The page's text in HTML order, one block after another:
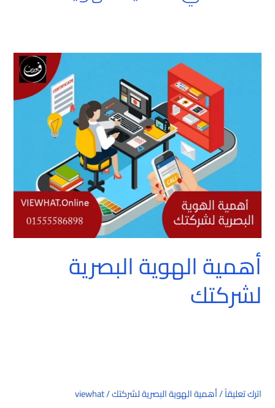
أهمية الهوية البصرية
لشركتك
اترك تعليقاً/أهمية الهوية البصرية لشركتك/
viewhat